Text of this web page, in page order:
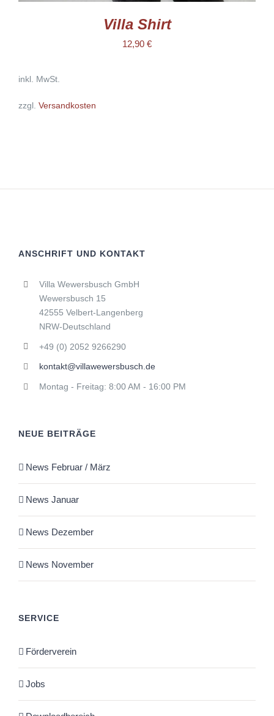
Villa Shirt
12,90 €
inkl. MwSt.
zzgl. Versandkosten
ANSCHRIFT UND KONTAKT
Villa Wewersbusch GmbH
Wewersbusch 15
42555 Velbert-Langenberg
NRW-Deutschland
+49 (0) 2052 9266290
kontakt@villawewersbusch.de
Montag - Freitag: 8:00 AM - 16:00 PM
NEUE BEITRÄGE
News Februar / März
News Januar
News Dezember
News November
SERVICE
Förderverein
Jobs